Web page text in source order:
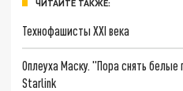
ЧИТАЙТЕ ТАКЖЕ:
Технофашисты XXI века
Оплеуха Маску. "Пора снять белые
Starlink